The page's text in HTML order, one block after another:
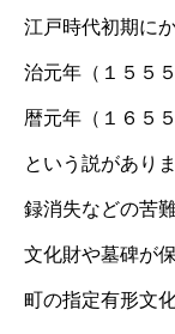
江戸時代初期に
治元年（１５５
暦元年（１６５
という説があり
録消失などの苦
文化財や墓碑が
町の指定有形文